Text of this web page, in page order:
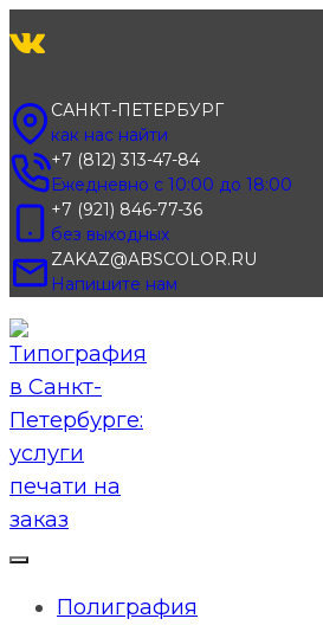
к
САНКТ-ПЕТЕРБУРГ
как нас найти
+7 (812) 313-47-84
Ежедневно с 10:00 до 18:00
+7 (921) 846-77-36
без выходных
ZAKAZ@ABSCOLOR.RU
Напишите нам
Полиграфия